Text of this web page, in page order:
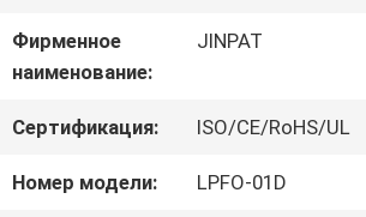
ШОУ
О
НАС
Фирменное
наименование:
JINPAT
Сертификация: ISO/CE/RoHS/UL
Номер модели: LPFO-01D